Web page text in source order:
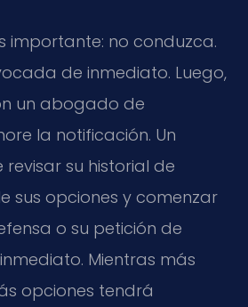
importante: no conduzca.
de inmediato. Luego,
un abogado de
la notificación. Un
su historial de
sus opciones y comenzar
o su petición de
Mientras más
opciones tendrá